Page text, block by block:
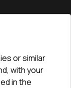
or similar
with your
in the